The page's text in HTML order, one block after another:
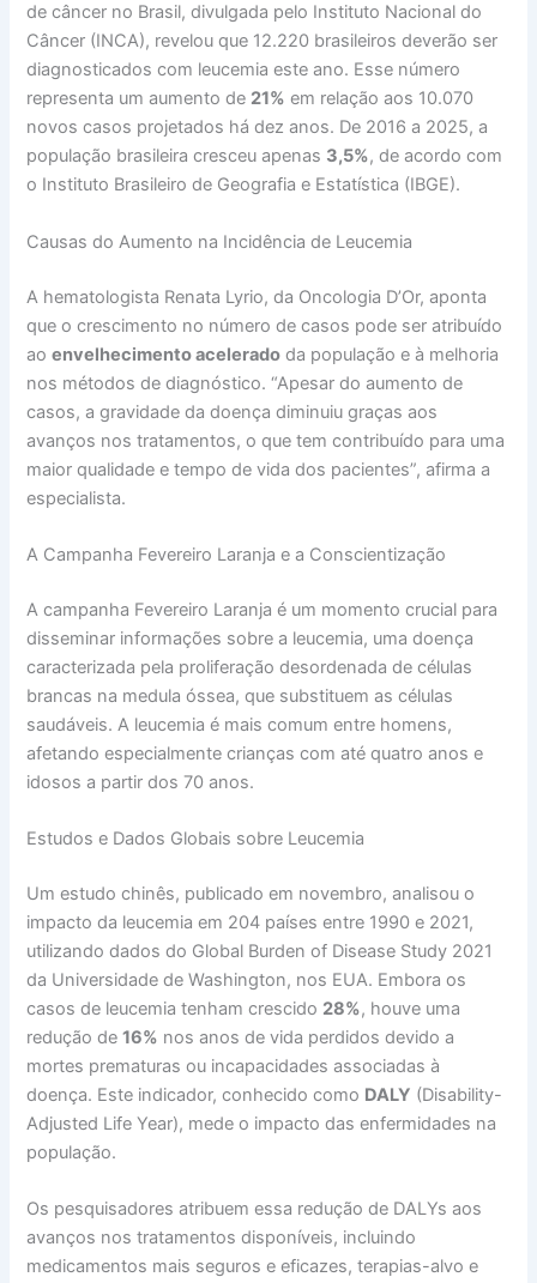
de câncer no Brasil, divulgada pelo Instituto Nacional do
Câncer (INCA), revelou que 12.220 brasileiros deverão ser
diagnosticados com leucemia este ano. Esse número
representa um aumento de 21% em relação aos 10.070
novos casos projetados há dez anos. De 2016 a 2025, a
população brasileira cresceu apenas 3,5%, de acordo com
o Instituto Brasileiro de Geografia e Estatística (IBGE).
Causas do Aumento na Incidência de Leucemia
A hematologista Renata Lyrio, da Oncologia D’Or, aponta
que o crescimento no número de casos pode ser atribuído
aoenvelhecimento acelerado da população e à melhoria
nos métodos de diagnóstico. “Apesar do aumento de
casos, a gravidade da doença diminuiu graças aos
avanços nos tratamentos, o que tem contribuído para uma
maior qualidade e tempo de vida dos pacientes”, afirma a
especialista.
A Campanha Fevereiro Laranja e a Conscientização
A campanha Fevereiro Laranja é um momento crucial para
disseminar informações sobre a leucemia, uma doença
caracterizada pela proliferação desordenada de células
brancas na medula óssea, que substituem as células
saudáveis. A leucemia é mais comum entre homens,
afetando especialmente crianças com até quatro anos e
idosos a partir dos 70 anos.
Estudos e Dados Globais sobre Leucemia
Um estudo chinês, publicado em novembro, analisou o
impacto da leucemia em 204 países entre 1990 e 2021,
utilizando dados do Global Burden of Disease Study 2021
da Universidade de Washington, nos EUA. Embora os
casos de leucemia tenham crescido 28%, houve uma
redução de16% nos anos de vida perdidos devido a
mortes prematuras ou incapacidades associadas à
doença. Este indicador, conhecido como DALY (Disability-
Adjusted Life Year), mede o impacto das enfermidades na
população.
Os pesquisadores atribuem essa redução de DALYs aos
avanços nos tratamentos disponíveis, incluindo
medicamentos mais seguros e eficazes, terapias-alvo e